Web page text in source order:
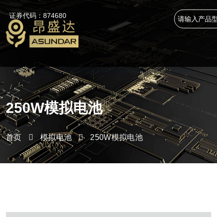
证券代码：874680
250W模拟电池
首页 模拟电池 250W模拟电池